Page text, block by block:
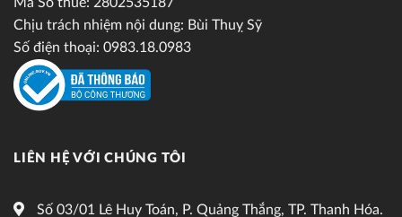
Chịu trách nhiệm nội dung: Bùi Thuỵ Sỹ
Số điện thoại: 0983.18.0983
LIÊN HỆ VỚI CHÚNG TÔI
Số 03/01 Lê Huy Toán, P. Quảng Thắng, TP. Thanh Hóa.